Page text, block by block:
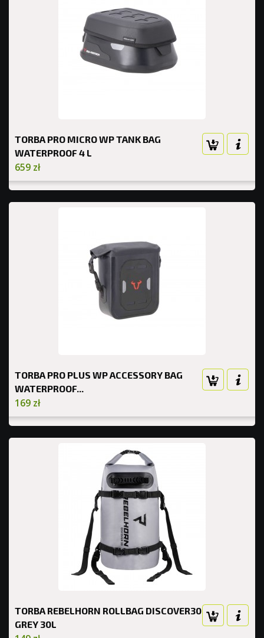
TORBA PRO MICRO WP TANK BAG
WATERPROOF 4 L
659 zł
TORBA PRO PLUS WP ACCESSORY BAG
WATERPROOF...
169 zł
TORBA REBELHORN ROLLBAG DISCOVER30
GREY 30L